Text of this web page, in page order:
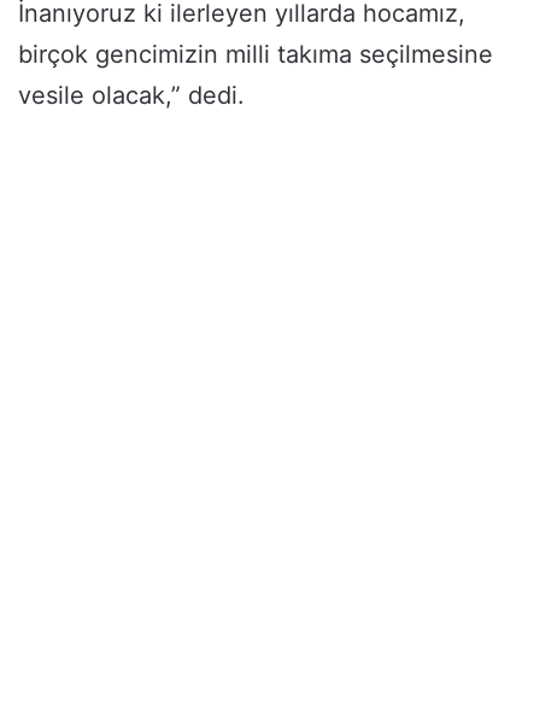
İnanıyoruz ki ilerleyen yıllarda hocamız,
birçok gencimizin milli takıma seçilmesine
vesile olacak,” dedi.